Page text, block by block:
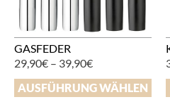
GASFEDER
29,90€ – 39,90€
AUSFÜHRUNG WÄHLEN